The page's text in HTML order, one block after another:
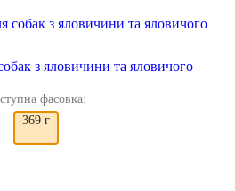
з яловичини та яловичого
фасовка:
369 г